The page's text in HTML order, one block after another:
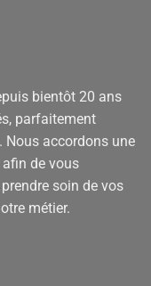
bientôt 20 ans
parfaitement
Nous accordons une
de vous
soin de vos
métier.